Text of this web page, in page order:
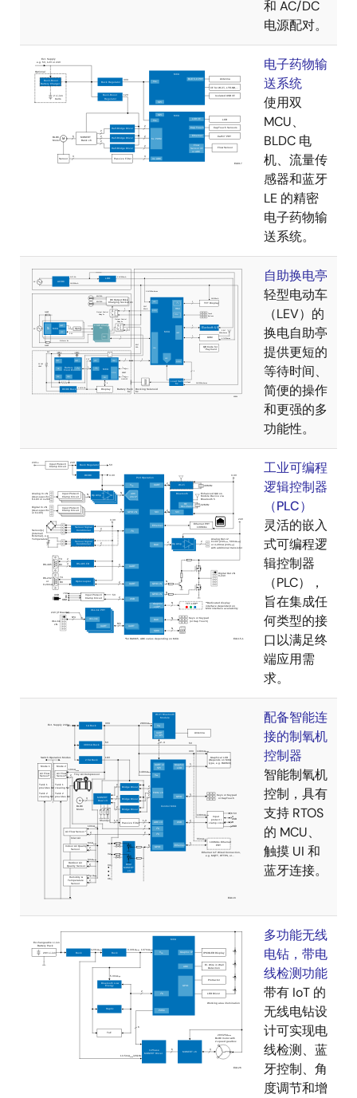
和 AC/DC
电源配对。
电子药物输
送系统
使用双
MCU、
BLDC 电
机、流量传
感器和蓝牙
LE 的精密
电子药物输
送系统。
自助换电亭
轻型电动车
（LEV）的
换电自助亭
提供更短的
等待时间、
简便的操作
和更强的多
功能性。
工业可编程
逻辑控制器
（PLC）
灵活的嵌入
式可编程逻
辑控制器
（PLC），
旨在集成任
何类型的接
口以满足终
端应用需
求。
配备智能连
接的制氧机
控制器
智能制氧机
控制，具有
支持 RTOS
的 MCU、
触摸 UI 和
蓝牙连接。
多功能无线
电钻，带电
线检测功能
带有 IoT 的
无线电钻设
计可实现电
线检测、蓝
牙控制、角
度调节和增